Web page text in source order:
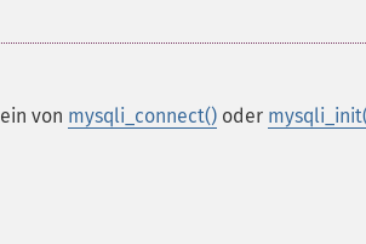
von mysqli_connect() oder